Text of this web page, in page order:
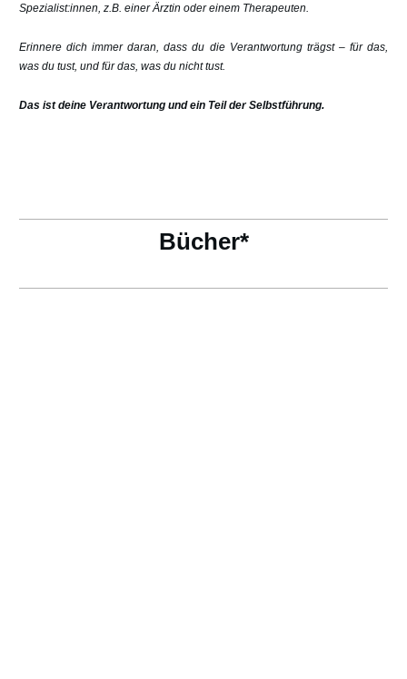
Spezialist:innen, z.B. einer Ärztin oder einem Therapeuten.
Erinnere dich immer daran, dass du die Verantwortung trägst – für das,
was du tust, und für das, was du nicht tust.
Das ist deine Verantwortung und ein Teil der Selbstführung.
Bücher*